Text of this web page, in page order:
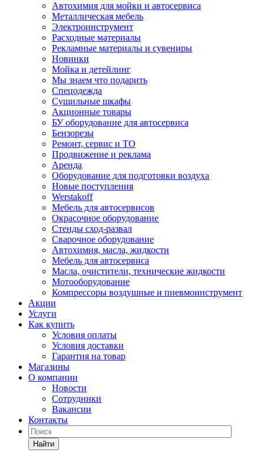
Автохимия для мойки и автосервиса
Металлическая мебель
Электроинструмент
Расходные материалы
Рекламные материалы и сувениры
Новинки
Мойка и детейлинг
Мы знаем что подарить
Спецодежда
Сушильные шкафы
Акционные товары
БУ оборудование для автосервиса
Бензорезы
Ремонт, сервис и ТО
Продвижение и реклама
Аренда
Оборудование для подготовки воздуха
Новые поступления
Werstakoff
Мебель для автосервисов
Окрасочное оборудование
Стенды сход-развал
Сварочное оборудование
Автохимия, масла, жидкости
Мебель для автосервиса
Масла, очистители, технические жидкости
Мотооборудование
Компрессоры воздушные и пневмоинструмент
Акции
Услуги
Как купить
Условия оплаты
Условия доставки
Гарантия на товар
Магазины
О компании
Новости
Сотрудники
Вакансии
Контакты
Найти